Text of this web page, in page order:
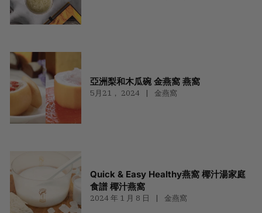
亞洲梨和木瓜碗 金燕窩 燕窩
5月21， 2024 金燕窩
Quick & Easy Healthy燕窩 椰汁湯家庭
食譜 椰汁燕窩
2024 年 1 月 8 日 金燕窩